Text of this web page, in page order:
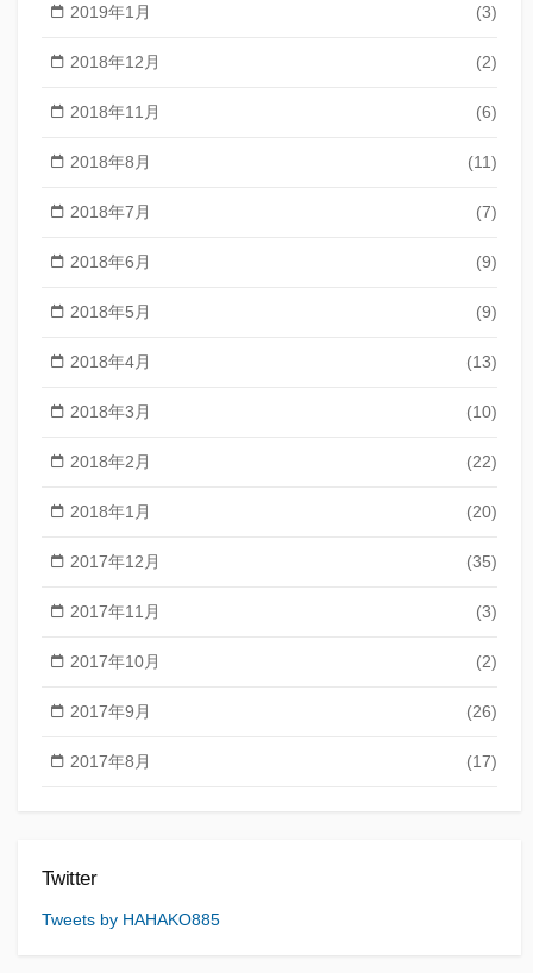
2019年1月 (3)
2018年12月 (2)
2018年11月 (6)
2018年8月 (11)
2018年7月 (7)
2018年6月 (9)
2018年5月 (9)
2018年4月 (13)
2018年3月 (10)
2018年2月 (22)
2018年1月 (20)
2017年12月 (35)
2017年11月 (3)
2017年10月 (2)
2017年9月 (26)
2017年8月 (17)
Twitter
Tweets by HAHAKO885